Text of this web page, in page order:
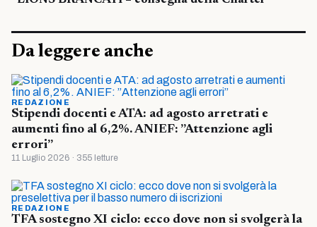
Da leggere anche
REDAZIONE
Stipendi docenti e ATA: ad agosto arretrati e
aumenti fino al 6,2%. ANIEF: ”Attenzione agli
errori”
11 Luglio 2026 · 355 letture
REDAZIONE
TFA sostegno XI ciclo: ecco dove non si svolgerà la